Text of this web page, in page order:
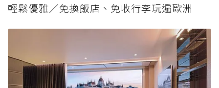
輕鬆優雅／免換飯店、免收行李玩遍歐洲